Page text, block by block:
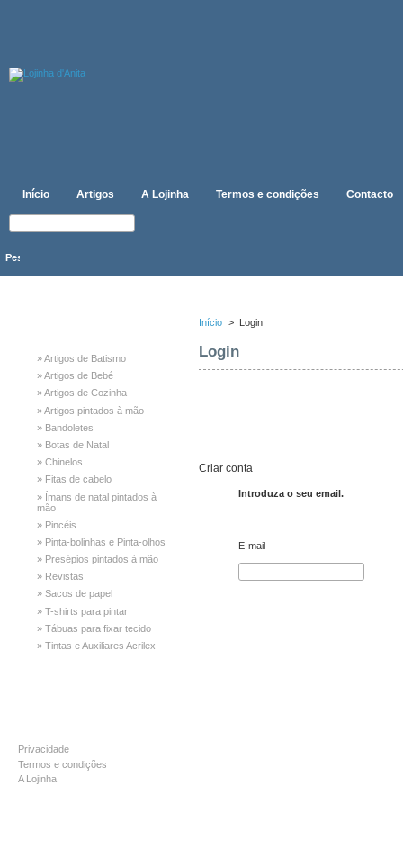
Início Artigos A Lojinha Termos e condições Contacto
» Artigos de Batismo
» Artigos de Bebé
» Artigos de Cozinha
» Artigos pintados à mão
» Bandoletes
» Botas de Natal
» Chinelos
» Fitas de cabelo
» Ímans de natal pintados à
mão
» Pincéis
» Pinta-bolinhas e Pinta-olhos
» Presépios pintados à mão
» Revistas
» Sacos de papel
» T-shirts para pintar
» Tábuas para fixar tecido
» Tintas e Auxiliares Acrilex
Privacidade
Termos e condições
A Lojinha
Início > Login
Login
Criar conta
Introduza o seu email.
E-mail